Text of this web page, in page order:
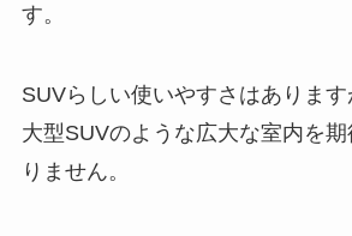
す。
SUVらしい使いやすさはありま
大型SUVのような広大な室内を
りません。